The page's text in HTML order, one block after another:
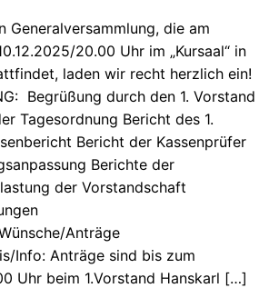
Generalversammlung, die am
20.00 Uhr im „Kursaal“ in
laden wir recht herzlich ein!
Begrüßung durch den 1. Vorstand
Tagesordnung Bericht des 1.
Bericht der Kassenprüfer
Berichte der
der Vorstandschaft
Anträge
Info: Anträge sind bis zum
Uhr beim 1.Vorstand Hanskarl […]